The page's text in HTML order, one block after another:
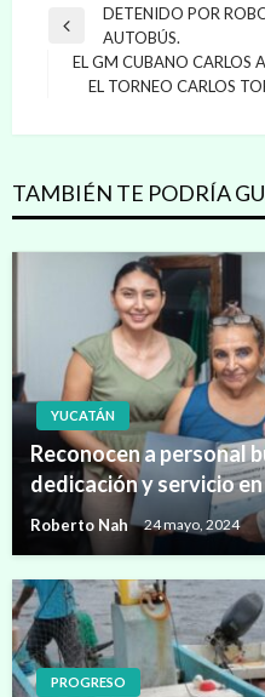
Navegación
de
entradas
Entrada
anterior
DETENIDO POR
AUTOBÚS.
Entrada
EL GM CUBANO CARLOS
EL TORNEO CARLOS
TAMBIÉN TE PODRÍA
YUCATÁN
Reconocen a personal
dedicación y servicio en
Roberto Nah 24 mayo, 2024
PROGRESO